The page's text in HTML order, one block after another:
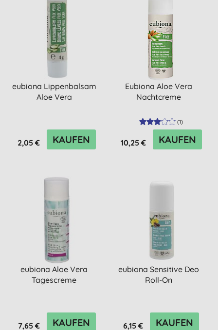
eubiona Lippenbalsam
Aloe Vera
2,05 € KAUFEN
Eubiona Aloe Vera
Nachtcreme
(1)
10,25 € KAUFEN
eubiona Aloe Vera
Tagescreme
7,65 € KAUFEN
eubiona Sensitive Deo
Roll-On
6,15 € KAUFEN